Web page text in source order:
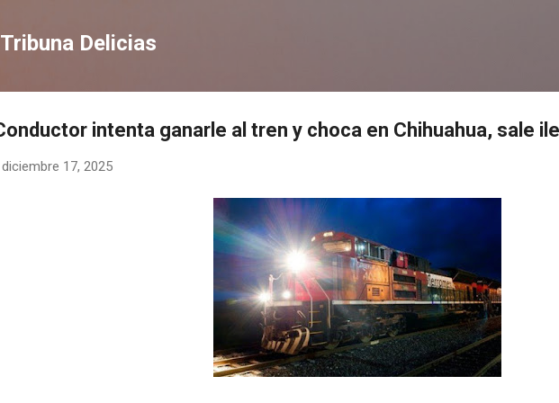
Tribuna Delicias
intenta ganarle al tren y choca en Chihuahua, sale
diciembre 17, 2025